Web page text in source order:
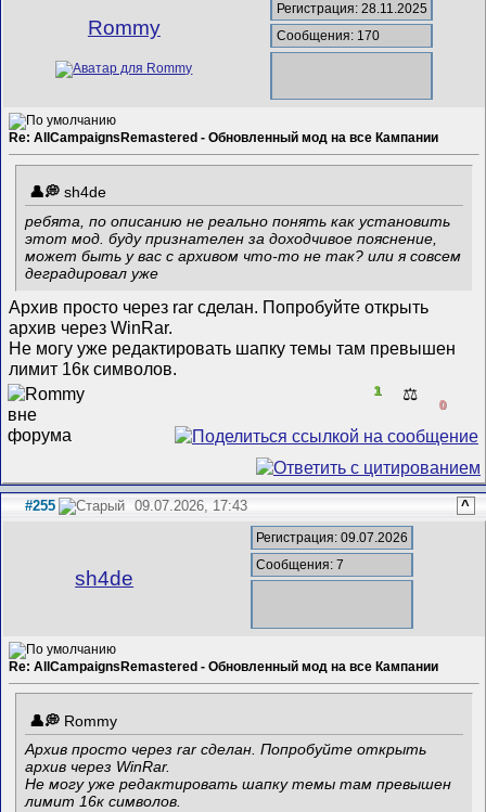
Rommy
Регистрация: 28.11.2025
Сообщения: 170
Re: AllCampaignsRemastered - Обновленный мод на все Кампании
sh4de
ребята, по описанию не реально понять как установить
этот мод. буду признателен за доходчивое пояснение,
может быть у вас с архивом что-то не так? или я совсем
деградировал уже
Архив просто через rar сделан. Попробуйте открыть
архив через WinRar.
Не могу уже редактировать шапку темы там превышен
лимит 16к символов.
1 ⚖️
0
#255 09.07.2026, 17:43 ^
sh4de
Регистрация: 09.07.2026
Сообщения: 7
Re: AllCampaignsRemastered - Обновленный мод на все Кампании
Rommy
Архив просто через rar сделан. Попробуйте открыть
архив через WinRar.
Не могу уже редактировать шапку темы там превышен
лимит 16к символов.